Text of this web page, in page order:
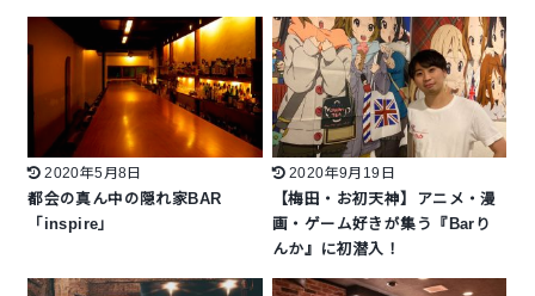
2020年5月8日
都会の真ん中の隠れ家BAR
「inspire」
2020年9月19日
【梅田・お初天神】アニメ・漫
画・ゲーム好きが集う『Barり
んか』に初潜入！